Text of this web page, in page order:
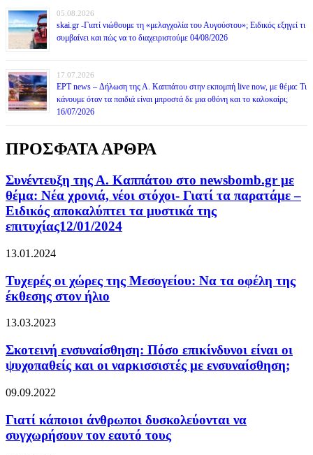
05.08.2026
skai.gr -Γιατί νιώθουμε τη «μελαγχολία του Αυγούστου»; Ειδικός εξηγεί τι
συμβαίνει και πώς να το διαχειριστούμε 04/08/2026
17.07.2026
ΕΡΤ news – Δήλωση της Α. Καππάτου στην εκπομπή live now, με θέμα: Τι
κάνουμε όταν τα παιδιά είναι μπροστά δε μια οθόνη και το καλοκαίρι;
16/07/2026
ΠΡΟΣΦΑΤΑ ΑΡΘΡΑ
Συνέντευξη της Α. Καππάτου στο newsbomb.gr με
θέμα: Νέα χρονιά, νέοι στόχοι- Γιατί τα παρατάμε –
Ειδικός αποκαλύπτει τα μυστικά της
επιτυχίας12/01/2024
13.01.2024
Τυχερές οι χώρες της Μεσογείου: Να τα οφέλη της
έκθεσης στον ήλιο
13.03.2023
Σκοτεινή ενσυναίσθηση: Πόσο επικίνδυνοι είναι οι
ψυχοπαθείς και οι ναρκισσιστές με ενσυναίσθηση;
09.09.2022
Γιατί κάποιοι άνθρωποι δυσκολεύονται να
συγχωρήσουν τον εαυτό τους